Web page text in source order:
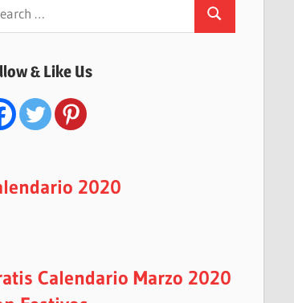
Search
& Like Us
2020
Calendario Marzo 2020